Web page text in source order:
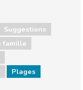
Suggestions
famille
Plages